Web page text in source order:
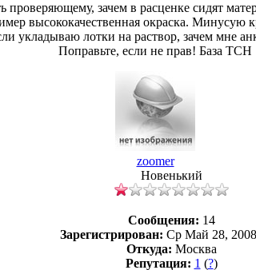
проверяющему, зачем в расценке сидят
высококачественная окраска.
укладываю лотки на раствор, зачем мне
Поправьте, если не прав! База ТСН
zoomer
Новенький
Сообщения: 14
Зарегистрирован: Ср Май 28,
Откуда: Москва
Репутация: 1 (?)